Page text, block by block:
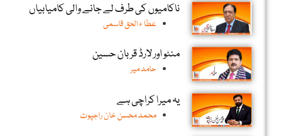
ناکامیوں کی طرف لے جانے والی کامیابیاں
عطا ء الحق قاسمی
منٹو اور لارڈ قربان حسین
حامد میر
یہ میرا کراچی ہے
محمد محسن خان راجپوت